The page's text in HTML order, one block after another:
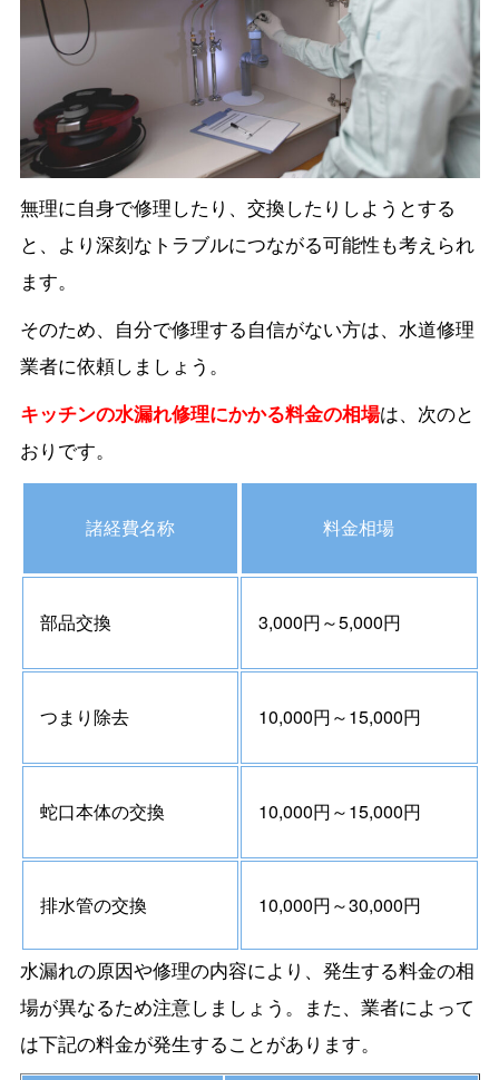
無理に自身で修理したり、交換したりしようとする
と、より深刻なトラブルにつながる可能性も考えられ
ます。
そのため、自分で修理する自信がない方は、水道修理
業者に依頼しましょう。
キッチンの水漏れ修理にかかる料金の相場は、次のと
おりです。
諸経費名称 料金相場
部品交換 3,000円～5,000円
つまり除去 10,000円～15,000円
蛇口本体の交換 10,000円～15,000円
排水管の交換 10,000円～30,000円
水漏れの原因や修理の内容により、発生する料金の相
場が異なるため注意しましょう。また、業者によって
は下記の料金が発生することがあります。